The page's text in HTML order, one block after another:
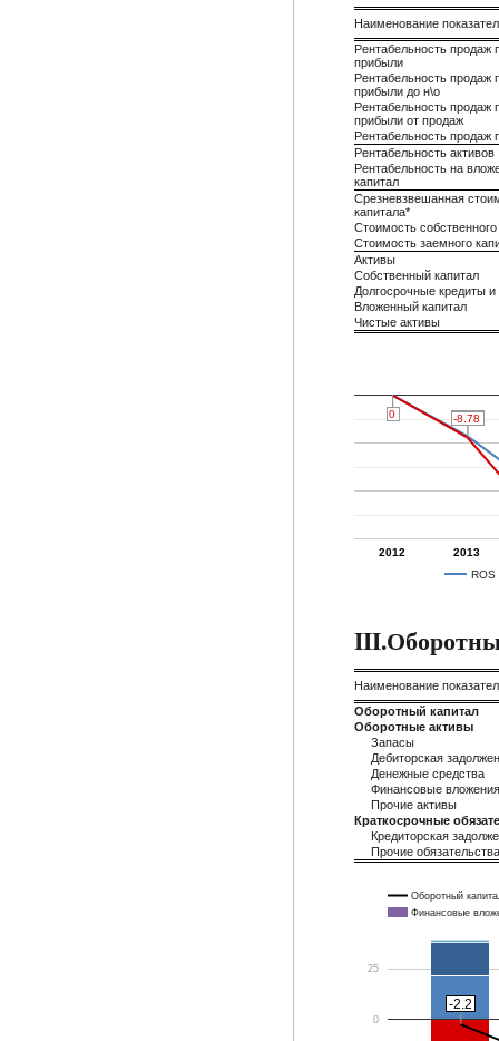
Наименование
Рентабельность продаж
прибыли
Рентабельность продаж
прибыли до н\о
Рентабельность продаж
прибыли от продаж
Рентабельность продаж
Рентабельность активов
Рентабельность на
капитал
Срезневзвешанная
капитала*
Стоимость собственного
Стоимость заемного
Активы
Собственный капитал
Долгосрочные кредиты
Вложенный капитал
Чистые активы
ROS
2012 2013
0
0 -8.53
-8.53
0
0 -8.78
-8.78
Наименование
Оборотный капитал
Оборотные активы
Запасы
Дебиторская
Денежные средства
Финансовые вложения
Прочие активы
Краткосрочные
Кредиторская
Прочие обязательства
Оборотный
Финансовые
0
25
-2.2
-2.2